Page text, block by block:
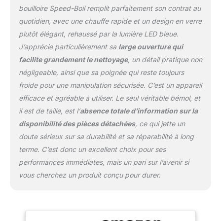
une base pivotante à
360°, vous pouvez
facilement atteindre la
chaudière sous tous les
la bouilloire électrique est
entièrement sans fil pour
un versement en
douceur. Rangez
soigneusement le câble
fente de rangement
spécialement
développée. Design
ergonomique : cette
théière électrique
dispose d'un filtre en filet
thé ou de fruits dans
bouilloire Speed-Boil remplit parfaitement son contrat au
quotidien, avec une chauffe rapide et un design en verre
plutôt élégant, rehaussé par la lumière LED bleue.
J’apprécie particulièrement sa large ouverture qui
facilite grandement le nettoyage, un détail pratique non
négligeable, ainsi que sa poignée qui reste toujours
froide pour une manipulation sécurisée. C’est un appareil
efficace et agréable à utiliser. Le seul véritable bémol, et
il est de taille, est l’absence totale d’information sur la
disponibilité des pièces détachées, ce qui jette un
doute sérieux sur sa durabilité et sa réparabilité à long
terme. C’est donc un excellent choix pour ses
performances immédiates, mais un pari sur l’avenir si
vous cherchez un produit conçu pour durer.